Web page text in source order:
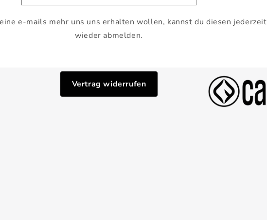
e-mails mehr uns uns erhalten wollen, kannst du diesen jederzeit
wieder abmelden.
Vertrag widerrufen